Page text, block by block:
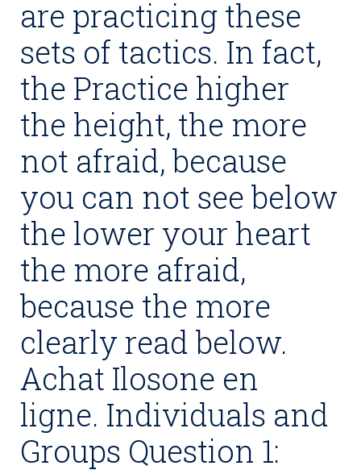
are practicing these
sets of tactics. In fact,
the Practice higher
the height, the more
not afraid, because
you can not see below
the lower your heart
the more afraid,
because the more
clearly read below.
Achat Ilosone en
ligne. Individuals and
Groups Question 1: